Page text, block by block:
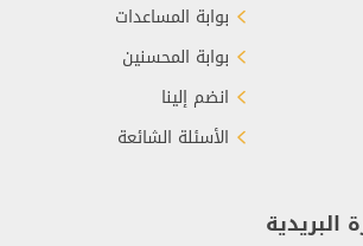
بوابة المساعدات
بوابة المحسنين
انضم إلينا
الأسئلة الشائعة
البريدية